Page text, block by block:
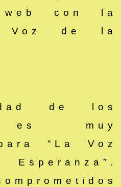
con la
Voz de la
de los
es muy
“La Voz